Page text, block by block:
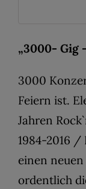
„3000- Gig
3000
Feiern ist.
Jahren
1984-2016 /
einen
ordentlich